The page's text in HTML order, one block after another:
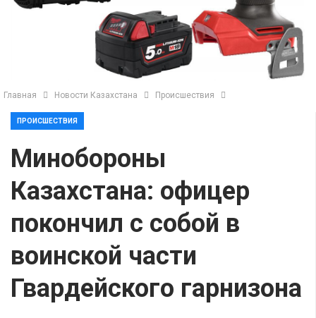
Главная Новости Казахстана Происшествия
ПРОИСШЕСТВИЯ
Минобороны
Казахстана: офицер
покончил с собой в
воинской части
Гвардейского гарнизона